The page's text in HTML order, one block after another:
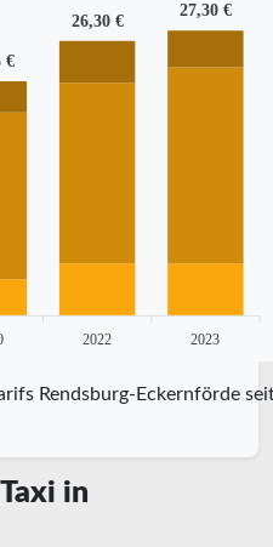
€
26,30 €
27,30 €
2022 2023
Rendsburg-Eckernförde
in